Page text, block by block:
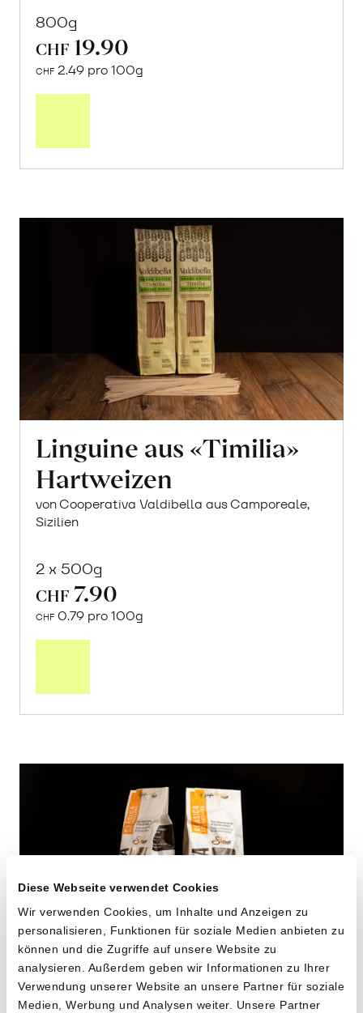
Diese Webseite verwendet Cookies
Wir verwenden Cookies, um Inhalte und Anzeigen zu
personalisieren, Funktionen für soziale Medien anbieten zu
können und die Zugriffe auf unsere Website zu
analysieren. Außerdem geben wir Informationen zu Ihrer
Verwendung unserer Website an unsere Partner für soziale
Medien, Werbung und Analysen weiter. Unsere Partner
800g
CHF 19.90
CHF 2.49 pro 100g
Linguine aus «Timilia»
Hartweizen
von Cooperativa Valdibella aus Camporeale,
Sizilien
2 x 500g
CHF 7.90
CHF 0.79 pro 100g
Maccheroni aus alten